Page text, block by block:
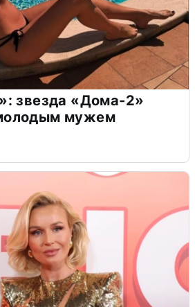
звезда «Дома-2»
мужем